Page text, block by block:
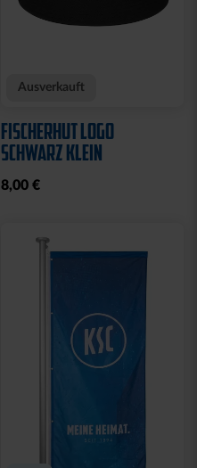
Ausverkauft
FISCHERHUT LOGO
SCHWARZ KLEIN
8,00 €